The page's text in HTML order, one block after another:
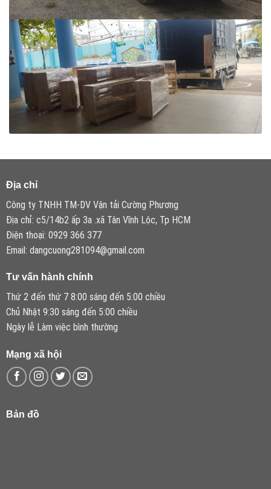
Địa chỉ
Công ty TNHH TM-DV Vận tải Cường Phương
Địa chỉ: c5/14b2 ấp 3a .xã Tân Vĩnh Lộc, Tp HCM
Điện thoại: 0929 366 377
Email: dangcuong281094@gmail.com
Tư vấn hành chính
Thứ 2 đến thứ 7 8:00 sáng đến 5:00 chiều
Chủ Nhật 9:30 sáng đến 5:00 chiều
Ngày lễ Làm việc bình thường
Mạng xã hội
Bản đồ